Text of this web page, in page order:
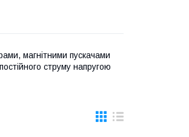
магнітними пускачами
струму напругою